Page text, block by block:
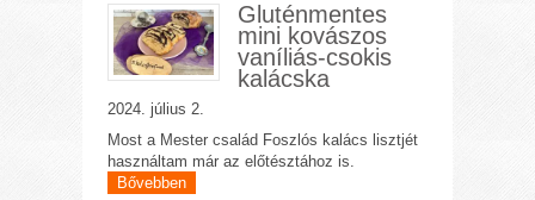
Gluténmentes
mini kovászos
vaníliás-csokis
kalácska
2024. július 2.
Most a Mester család Foszlós kalács lisztjét
használtam már az előtésztához is.
Bővebben